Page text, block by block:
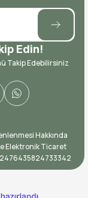
Edin!
Takip Edebilirsiniz
Hakkında
Elektronik Ticaret
​2476435824733342